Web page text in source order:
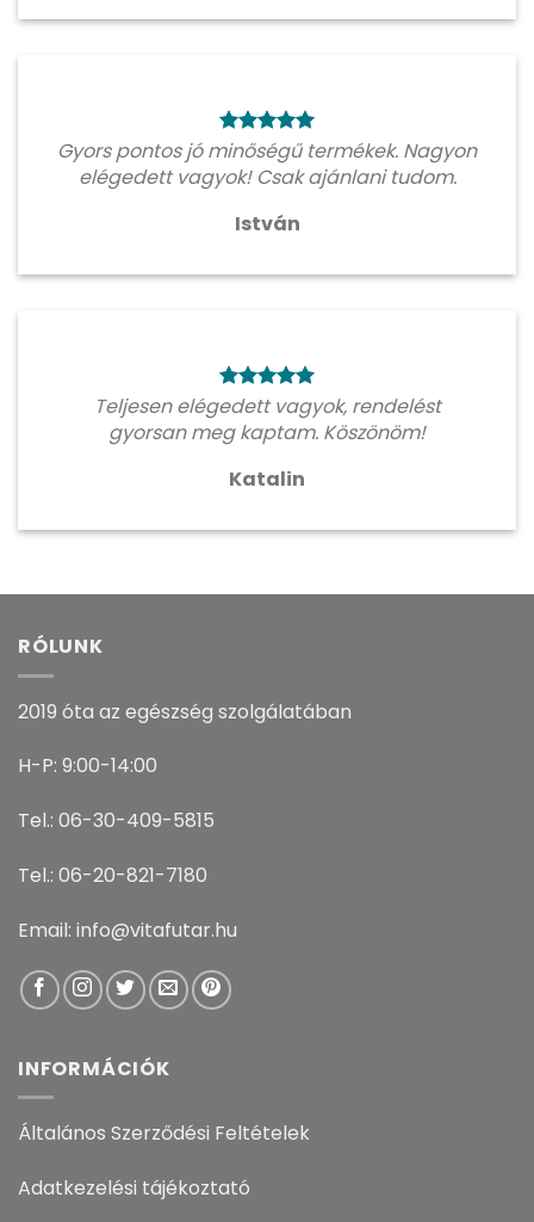
Gyors pontos jó minőségű termékek. Nagyon
elégedett vagyok! Csak ajánlani tudom.
István
Teljesen elégedett vagyok, rendelést
gyorsan meg kaptam. Köszönöm!
Katalin
RÓLUNK
2019 óta az egészség szolgálatában
H-P: 9:00-14:00
Tel.: 06-30-409-5815
Tel.: 06-20-821-7180
Email: info@vitafutar.hu
INFORMÁCIÓK
Általános Szerződési Feltételek
Adatkezelési tájékoztató